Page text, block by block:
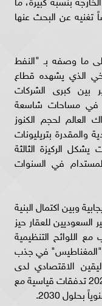
عن البحث عنها
ما وصفه بـ "النفط
الذي يشهده قطاع
بين كبرى الشركات
في مساحات شاسعة
العالم لحجم الكنوز
والمقدرة بتريليونات
الركيزة الثالثة
في السنوات
وبين اكتمال البنية
للعقار حيز
اللوائح التنظيمية
"المغناطيس" في جذب
الاقتصادي لدى
المستثمر الأجنبي، متوقعاً أن يشهد عام 2026 تدفقات قياسية مع